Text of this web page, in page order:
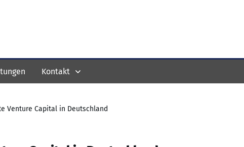
Kontakt
Venture Capital in Deutschland